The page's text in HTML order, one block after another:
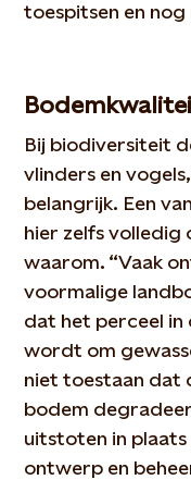
toespitsen en nog
Bij biodiversiteit
vlinders en
belangrijk. Een
hier zelfs volledig
waarom. “Vaak
voormalige
dat het perceel
wordt om
niet toestaan dat
bodem
uitstoten in
ontwerp en